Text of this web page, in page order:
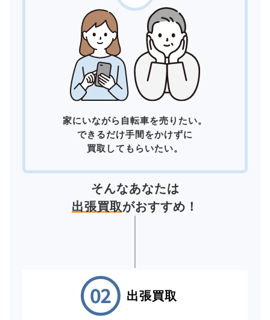
家にいながら自転車を売りたい。
できるだけ手間をかけずに
買取してもらいたい。
そんなあなたは
出張買取がおすすめ！
出張買取